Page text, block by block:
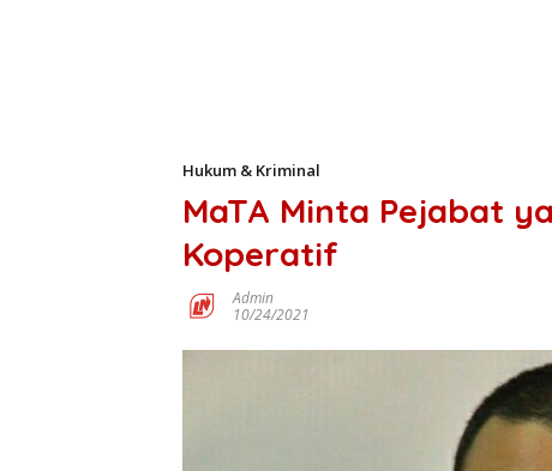
Hukum & Kriminal
MaTA Minta Pejabat
Koperatif
Admin
10/24/2021